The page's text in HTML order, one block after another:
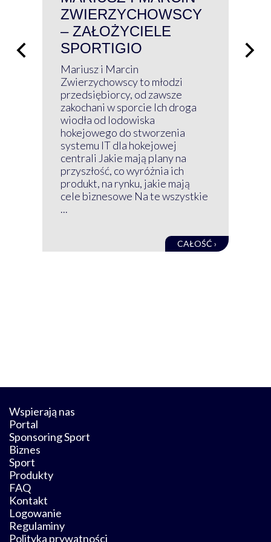
ZWIERZYCHOWSCY
– ZAŁOŻYCIELE
SPORTIGIO
Mariusz i Marcin
Zwierzychowscy to młodzi
przedsiębiorcy, od zawsze
zakochani w sporcie Ich droga
wiodła od lodowiska
hokejowego do stworzenia
systemu IT dla hokejowej
centrali Jakie mają plany na
przyszłość, co wyróżnia ich
produkt, na rynku, jakie mają
cele biznesowe Na te wszystkie
...
CAŁOŚĆ ›
Wspierają nas
Portal
Sponsoring Sport
Biznes
Sport
Produkty
FAQ
Kontakt
Logowanie
Regulaminy
Polityka prywatności